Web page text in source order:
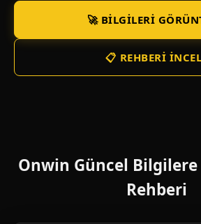
🚀 BILGILERI
📋 REHBERI
Onwin Güncel Bilgilere
Rehberi